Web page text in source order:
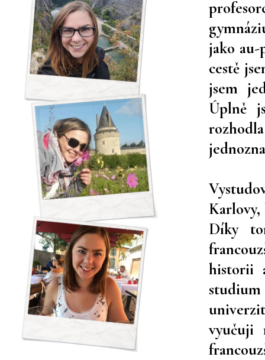
jako
cestě
jsem
Úplně
Karlovy,
Díky
historii
vyučuji